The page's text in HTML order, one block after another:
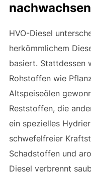
HVO-Diesel
herkömmlichem
basiert. Stattdessen
Rohstoffen wie
Altspeiseölen
Reststoffen, die
ein spezielles
schwefelfreier
Schadstoffen und
Diesel verbrennt